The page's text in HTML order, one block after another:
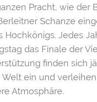
Pracht, wie der
Schanze
Hochkönigs. Jedes
das Finale der
finden sich
Welt ein und
Atmosphäre.